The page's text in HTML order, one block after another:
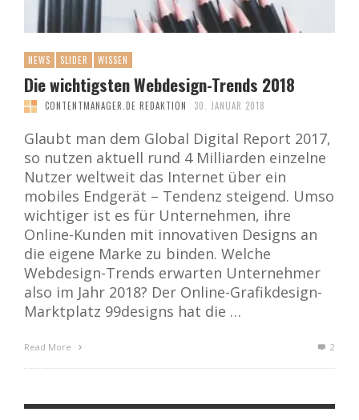
NEWS SLIDER WISSEN
Die wichtigsten Webdesign-Trends 2018
CONTENTMANAGER.DE REDAKTION 30. JANUAR 2018
Glaubt man dem Global Digital Report 2017,
so nutzen aktuell rund 4 Milliarden einzelne
Nutzer weltweit das Internet über ein
mobiles Endgerät – Tendenz steigend. Umso
wichtiger ist es für Unternehmen, ihre
Online-Kunden mit innovativen Designs an
die eigene Marke zu binden. Welche
Webdesign-Trends erwarten Unternehmer
also im Jahr 2018? Der Online-Grafikdesign-
Marktplatz 99designs hat die …
Read More 2